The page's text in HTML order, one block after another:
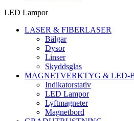
LED Lampor
LASER & FIBERLASER
Bälgar
Dysor
Linser
Skyddsglas
MAGNETVERKTYG & LED-
Indikatorstativ
LED Lampor
Lyftmagneter
Magnetbord